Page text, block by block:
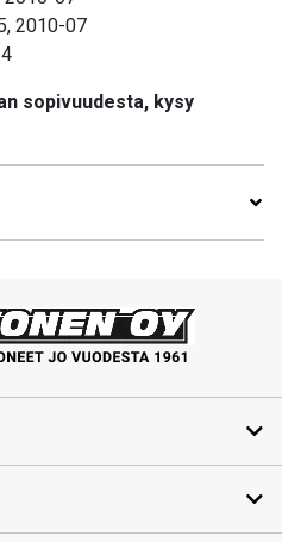
2010-07
sopivuudesta, kysy